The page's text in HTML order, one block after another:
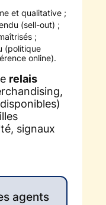
et qualitative ;
(sell-out) ;
;
(politique
online).
relais
signaux
agents